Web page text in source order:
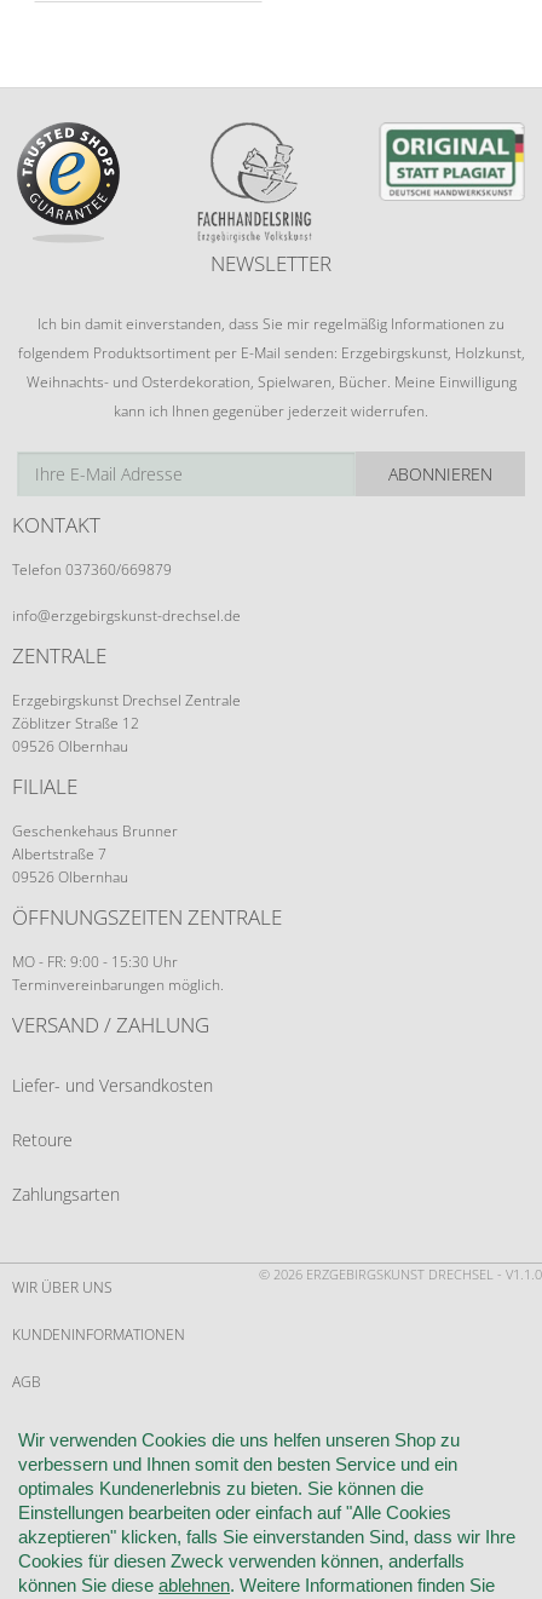
NEWSLETTER
Ich bin damit einverstanden, dass Sie mir regelmäßig Informationen zu
folgendem Produktsortiment per E-Mail senden: Erzgebirgskunst, Holzkunst,
Weihnachts- und Osterdekoration, Spielwaren, Bücher. Meine Einwilligung
kann ich Ihnen gegenüber jederzeit widerrufen.
ABONNIEREN
KONTAKT
Telefon 037360/669879
info@erzgebirgskunst-drechsel.de
ZENTRALE
Erzgebirgskunst Drechsel Zentrale
Zöblitzer Straße 12
09526 Olbernhau
FILIALE
Geschenkehaus Brunner
Albertstraße 7
09526 Olbernhau
ÖFFNUNGSZEITEN ZENTRALE
MO - FR: 9:00 - 15:30 Uhr
Terminvereinbarungen möglich.
VERSAND / ZAHLUNG
Liefer- und Versandkosten
Retoure
Zahlungsarten
© 2026 ERZGEBIRGSKUNST DRECHSEL - V1.1.0
WIR ÜBER UNS
KUNDENINFORMATIONEN
AGB
WIDERRUF
VERTRAG WIDERRUFEN
KONTAKT
DATENSCHUTZ
Wir verwenden Cookies die uns helfen unseren Shop zu
verbessern und Ihnen somit den besten Service und ein
optimales Kundenerlebnis zu bieten. Sie können die
Einstellungen bearbeiten oder einfach auf "Alle Cookies
akzeptieren" klicken, falls Sie einverstanden Sind, dass wir Ihre
Cookies für diesen Zweck verwenden können, anderfalls
können Sie diese ablehnen. Weitere Informationen finden Sie